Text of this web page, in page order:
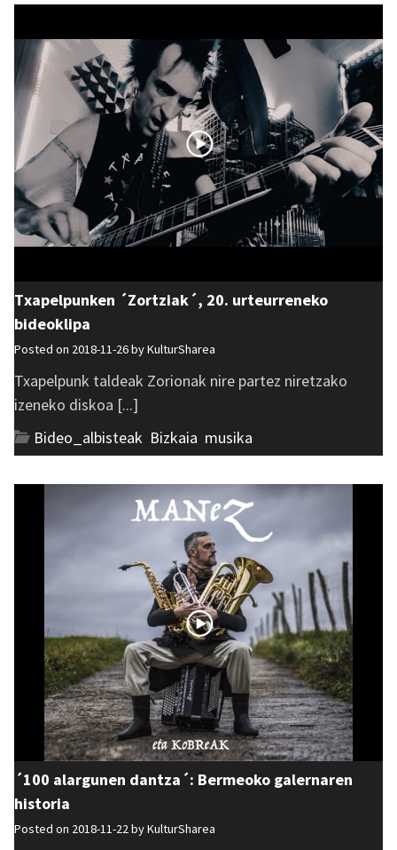
Txapelpunken ´Zortziak´, 20. urteurreneko
bideoklipa
Posted on 2018-11-26 byKulturSharea
Txapelpunk taldeak Zorionak nire partez niretzako
izeneko diskoa [...]
Bideo_albisteak Bizkaia musika
´100 alargunen dantza´: Bermeoko galernaren
historia
Posted on 2018-11-22 byKulturSharea